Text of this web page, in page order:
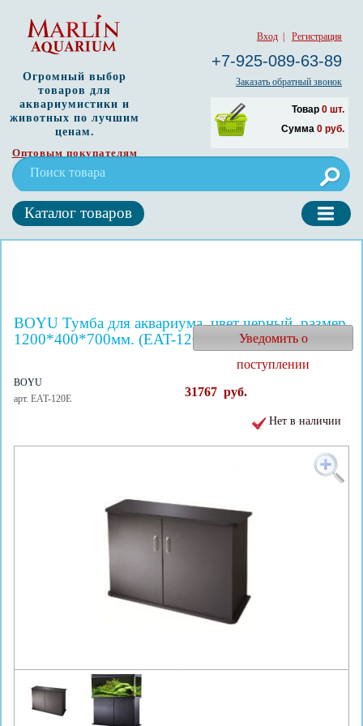
Вход Регистрация
+7-925-089-63-89
Заказать обратный звонок
Товар 0 шт.
Сумма 0 руб.
Огромный выбор
товаров для
аквариумистики и
животных по лучшим
ценам.
Оптовым покупателям
Каталог товаров
BOYU Тумба для аквариума, цвет черный, размер
1200*400*700мм. (EAT-120E)
BOYU
арт. EAT-120E
Уведомить о
поступлении
31767 руб.
Нет в наличии